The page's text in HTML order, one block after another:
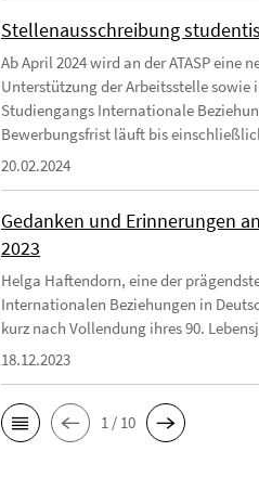
Stellenausschreibung
Ab April 2024 wird an der ATASP eine
Unterstützung der Arbeitsstelle sowie
Studiengangs Internationale
Bewerbungsfrist läuft bis
20.02.2024
Gedanken und Erinnerungen
2023
Helga Haftendorn, eine der
Internationalen Beziehungen in
kurz nach Vollendung ihres 90.
18.12.2023
1 / 10